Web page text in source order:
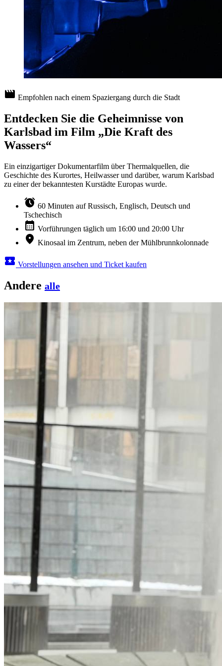
movie Empfohlen nach einem Spaziergang durch die Stadt
Entdecken Sie die Geheimnisse von
Karlsbad im Film „Die Kraft des
Wassers“
Ein einzigartiger Dokumentarfilm über Thermalquellen, die
Geschichte des Kurortes, Heilwasser und darüber, warum Karlsbad
zu einer der bekanntesten Kurstädte Europas wurde.
alarm 60 Minuten auf Russisch, Englisch, Deutsch und
Tschechisch
calendar_month Vorführungen täglich um 16:00 und 20:00 Uhr
location_on Kinosaal im Zentrum, neben der Mühlbrunnkolonnade
local_activity Vorstellungen ansehen und Ticket kaufen
Andere alle